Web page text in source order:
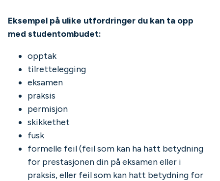
Eksempel på ulike utfordringer du kan ta opp
med studentombudet:
opptak
tilrettelegging
eksamen
praksis
permisjon
skikkethet
fusk
formelle feil (feil som kan ha hatt betydning
for prestasjonen din på eksamen eller i
praksis, eller feil som kan hatt betydning for